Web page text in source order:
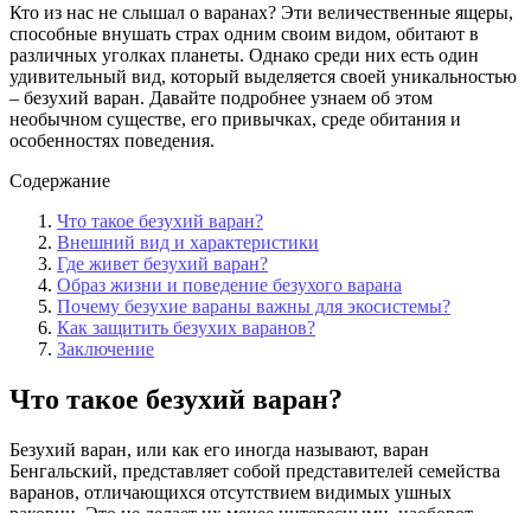
Кто из нас не слышал о варанах? Эти величественные ящеры,
способные внушать страх одним своим видом, обитают в
различных уголках планеты. Однако среди них есть один
удивительный вид, который выделяется своей уникальностью
– безухий варан. Давайте подробнее узнаем об этом
необычном существе, его привычках, среде обитания и
особенностях поведения.
Содержание
Что такое безухий варан?
Внешний вид и характеристики
Где живет безухий варан?
Образ жизни и поведение безухого варана
Почему безухие вараны важны для экосистемы?
Как защитить безухих варанов?
Заключение
Что такое безухий варан?
Безухий варан, или как его иногда называют, варан
Бенгальский, представляет собой представителей семейства
варанов, отличающихся отсутствием видимых ушных